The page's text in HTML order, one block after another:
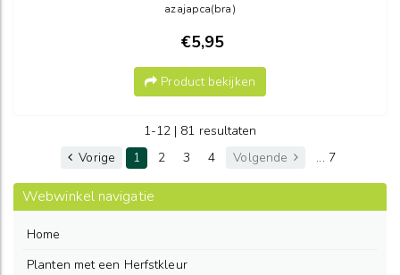
azajapca(bra)
€5,95
Product bekijken
1-12 | 81 resultaten
Vorige
1 2 3 4 Volgende ... 7
Webwinkel navigatie
Home
Planten met een Herfstkleur